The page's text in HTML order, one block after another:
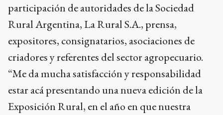
participación de autoridades de la Sociedad
Rural Argentina, La Rural S.A., prensa,
expositores, consignatarios, asociaciones de
criadores y referentes del sector agropecuario.
“Me da mucha satisfacción y responsabilidad
estar acá presentando una nueva edición de la
Exposición Rural, en el año en que nuestra